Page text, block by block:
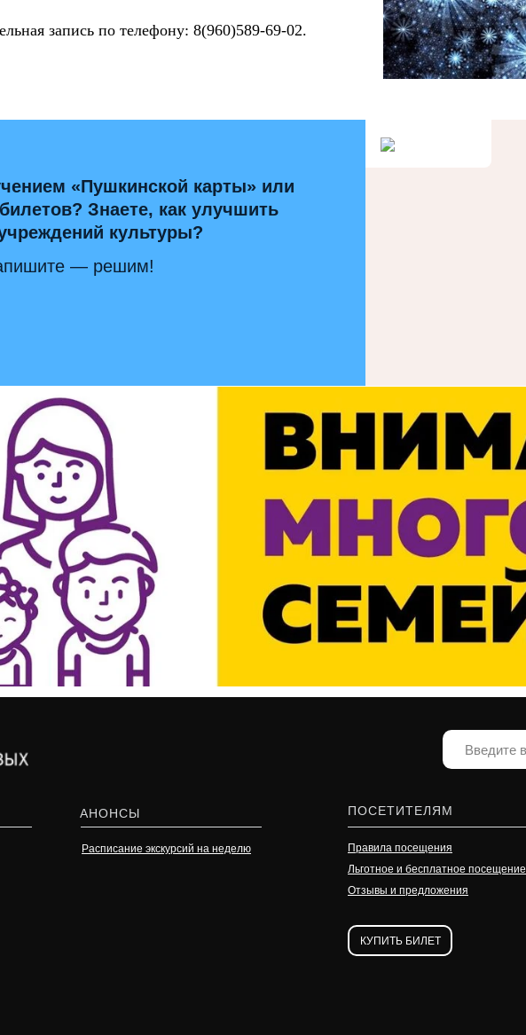
запись по телефону: 8(960)589-69-02.
«Пушкинской карты» или
Знаете, как улучшить
культуры?
— решим!
АНОНСЫ
Расписание экскурсий на неделю
ПОСЕТИТЕЛЯМ
Правила посещения
Льготное и бесплатное посещение
Отзывы и предложения
КУПИТЬ БИЛЕТ